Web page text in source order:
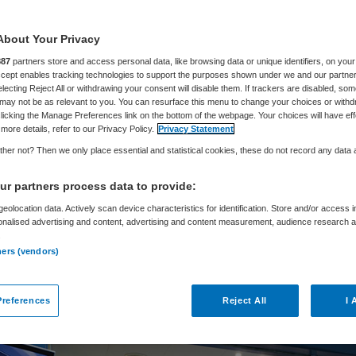
zorg-ICT
NorthC Datacenters 25 november 2021,13:58 1180 keer
en andere zorginstellingen worden
gedigitaliseerd, een ontwikkeling die door
is geraakt. Dit levert enorme
opgeslagen en beheerd moeten worden. Deze
voor de primaire zorgprocessen, om de kwaliteit
levens te redden en de kosten van
te houden.
Your Privacy
partners store and access personal data, like browsing data or unique identifiers, on your
enables tracking technologies to support the purposes shown under we and our
Reject All or withdrawing your consent will disable them. If trackers are disabled,
not be as relevant to you. You can resurface this menu to change your choices or
the Manage Preferences link on the bottom of the webpage. Your choices will have
details, refer to our Privacy Policy. Privacy Statement
not? Then we only place essential and statistical cookies, these do not record any data
partners process data to provide:
data. Actively scan device characteristics for identification. Store and/or access
advertising and content, advertising and content measurement, audience research
(vendors)
Reject All I